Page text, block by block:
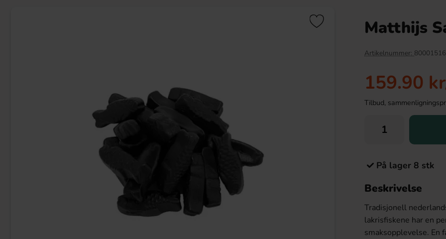
Heading
Nerds Gummy Clusters Fruits 113g
Ronny & Ragge Buttcracker Chips Kaviar
Toppie Wax Candy Sköldpadda Äpple
46.90 kr
Matthijs
Artikelnummer:
159.90 kr
Tilbud,
På lager 8 stk
Beskrivelse
Tradisjonell
lakrisfiskene har en
smaksopplevelse. En